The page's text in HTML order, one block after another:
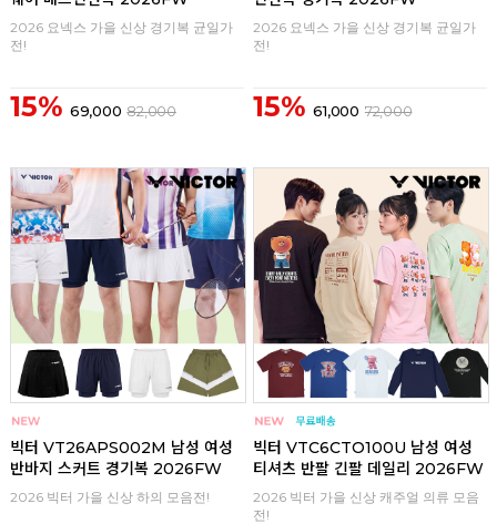
2026 요넥스 가을 신상 경기복 균일가
전!
15% 69,000 82,000
2026 요넥스 가을 신상 경기복 균일가
전!
15% 61,000 72,000
빅터 VT26APS002M 남성 여성
반바지 스커트 경기복 2026FW
2026 빅터 가을 신상 하의 모음전!
빅터 VTC6CTO100U 남성 여성
티셔츠 반팔 긴팔 데일리 2026FW
2026 빅터 가을 신상 캐주얼 의류 모음
전!